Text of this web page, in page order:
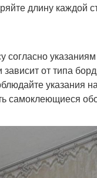
длину каждой
согласно
зависит от типа
указания
самоклеющиеся